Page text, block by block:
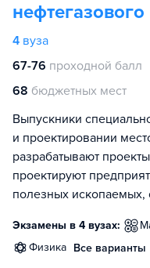
4 вуза
67-76 проходной балл
68 бюджетных мест
Выпускники
и проектировании
разрабатывают
проектируют
полезных ископаемых,
Экзамены в 4 вузах:
физика Все варианты